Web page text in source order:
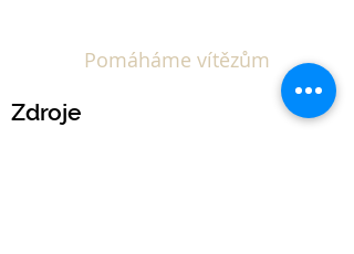
Pomáháme vítězům
Zdroje